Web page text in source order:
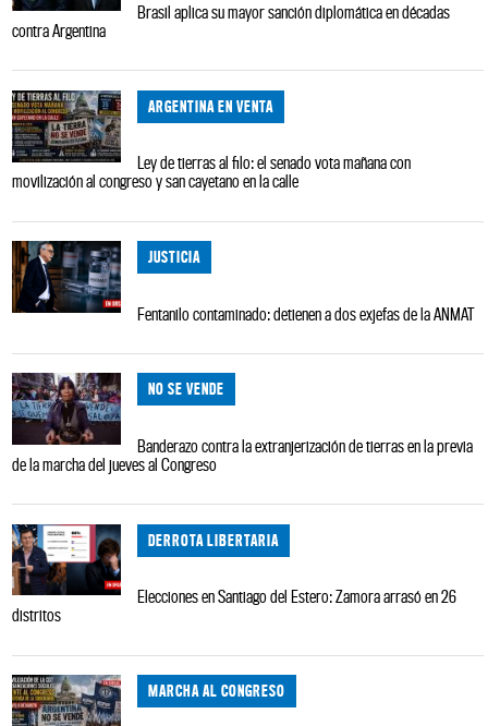
Brasil aplica su mayor sanción diplomática en décadas
contra Argentina
ARGENTINA EN VENTA
Ley de tierras al filo: el senado vota mañana con
movilización al congreso y san cayetano en la calle
JUSTICIA
Fentanilo contaminado: detienen a dos exjefas de la ANMAT
NO SE VENDE
Banderazo contra la extranjerización de tierras en la previa
de la marcha del jueves al Congreso
DERROTA LIBERTARIA
Elecciones en Santiago del Estero: Zamora arrasó en 26
distritos
MARCHA AL CONGRESO